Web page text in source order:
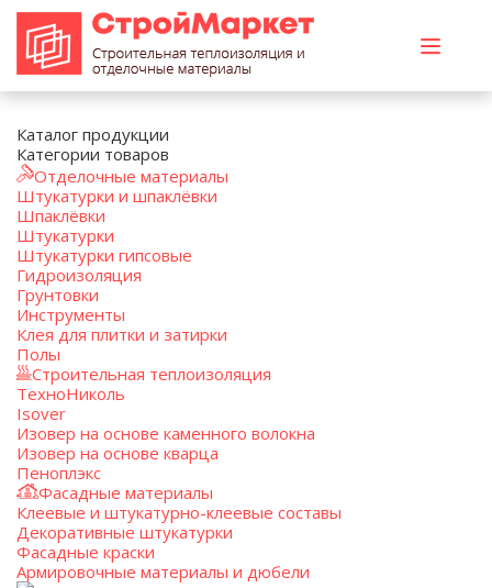
Каталог продукции
Категории товаров
Отделочные материалы
Штукатурки и шпаклёвки
Шпаклёвки
Штукатурки
Штукатурки гипсовые
Гидроизоляция
Грунтовки
Инструменты
Клея для плитки и затирки
Полы
Строительная теплоизоляция
ТехноНиколь
Isover
Изовер на основе каменного волокна
Изовер на основе кварца
Пеноплэкс
Фасадные материалы
Клеевые и штукатурно-клеевые составы
Декоративные штукатурки
Фасадные краски
Армировочные материалы и дюбели